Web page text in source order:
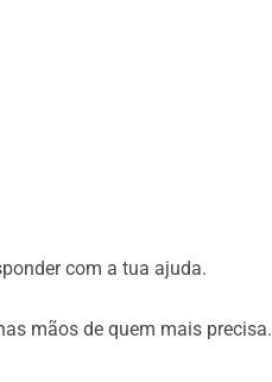
com a tua ajuda.
mãos de quem mais precisa.